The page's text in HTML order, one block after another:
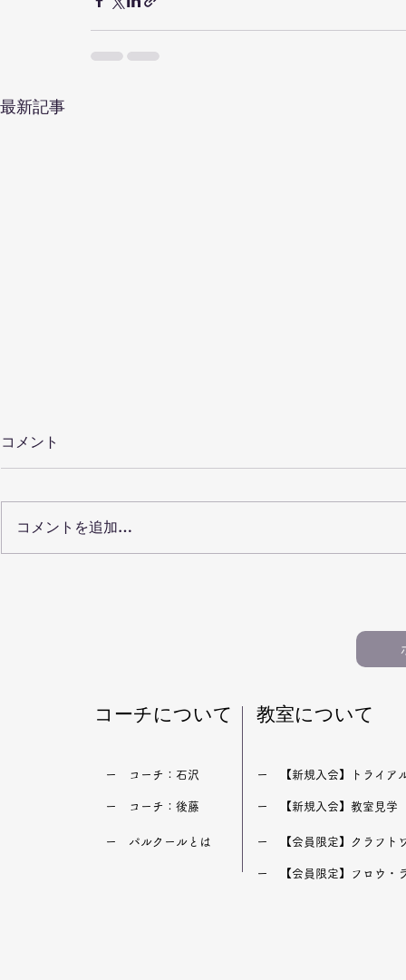
最新記事
生・習い
コメント
コメントを追加…
​コーチについて ​教室について
​ー コーチ：石沢 ー 【新規入会】トライア
​ー コーチ：後藤 ​ー 【新規入会】教室見学
​ー パルクールとは ー 【会員限定】クラフト
ー 【会員限定】フロウ・